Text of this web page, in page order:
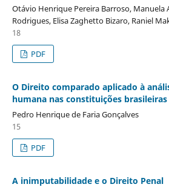
Otávio Henrique Pereira Barroso, Manuela
Rodrigues, Elisa Zaghetto Bizaro, Raniel
18
PDF
O Direito comparado aplicado à
humana nas constituições brasileiras
Pedro Henrique de Faria Gonçalves
15
PDF
A inimputabilidade e o Direito Penal